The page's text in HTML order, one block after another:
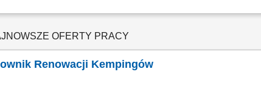
i czyszczenia systemów klimatyzacyjnych (Split, Multi-Split, VRF/
OFERTY PRACY
Renowacji Kempingów